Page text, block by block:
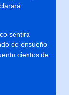
sentirá
de ensueño
cientos de